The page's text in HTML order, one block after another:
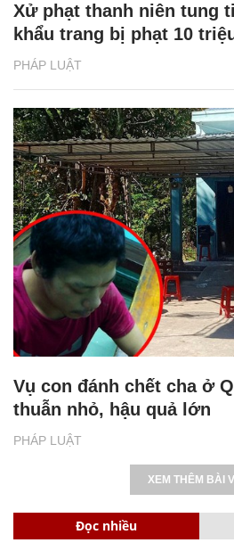
PHÁP LUẬT
Xử phạt thanh niên tung
khẩu trang bị phạt 10
PHÁP LUẬT
Vụ con đánh chết cha ở
thuẫn nhỏ, hậu quả lớn
XEM THÊM BÀI
Đọc nhiều